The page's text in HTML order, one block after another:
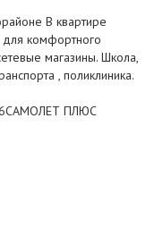
В квартире
комфортного
магазины. Школа,
, поликлиника.
ПЛЮС